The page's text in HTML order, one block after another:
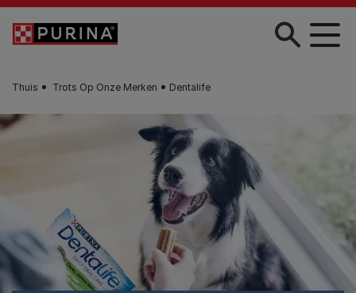
Skip to main content
Thuis Trots Op Onze Merken Dentalife